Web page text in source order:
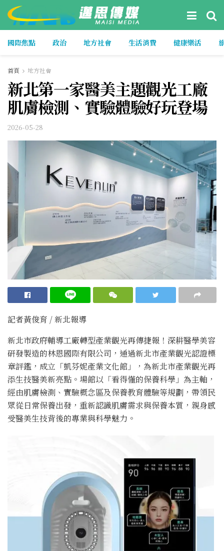
國際焦點 政治 地方社會 生活消費 健康樂活
首頁 地方社會
新北第一家醫美主題觀光工廠
肌膚檢測、實驗體驗好玩登場
2026-05-28
記者黃俊育 / 新北報導
新北市政府輔導工廠轉型產業觀光再傳捷報！深耕醫學美容
研發製造的林恩國際有限公司，通過新北市產業觀光認證標
章評鑑，成立「凱芬妮產業文化館」，為新北市產業觀光再
添生技醫美新亮點。場館以「看得懂的保養科學」為主軸，
經由肌膚檢測、實驗概念區及保養教育體驗等規劃，帶領民
眾從日常保養出發，重新認識肌膚需求與保養本質，親身感
受醫美生技背後的專業與科學魅力。